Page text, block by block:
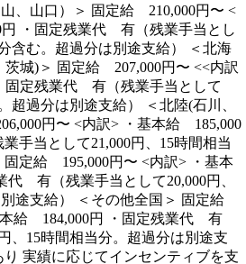
山、山口）＞ 固定給 210,000円〜 <
・固定残業代 有（残業手当とし
含む。超過分は別途支給） ＜北海
城)＞ 固定給 207,000円〜 <<内訳
固定残業代 有（残業手当として
超過分は別途支給） ＜北陸(石川、
円〜 <内訳> ・基本給 185,000
手当として21,000円、15時間相当
固定給 195,000円〜 <内訳> ・基本
有（残業手当として20,000円、
途支給） ＜その他全国＞ 固定給
本給 184,000円 ・固定残業代 有
、15時間相当分。超過分は別途支
実績に応じてインセンティブを支